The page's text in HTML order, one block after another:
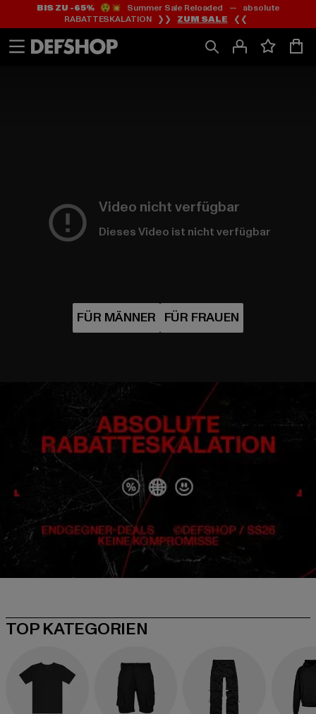
Zum
Inhalt
springen
Zum
Fußzeile
springen
BIS ZU -65%😲💥 Summer Sale Reloaded — absolute
RABATTESKALATION ❯❯ ZUM SALE ❮❮
Video nicht verfügbar
Dieses Video ist nicht verfügbar
TOP KATEGORIEN